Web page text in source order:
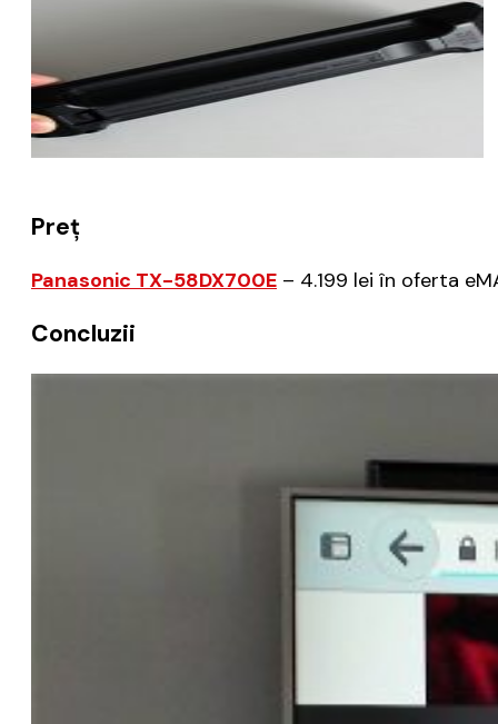
Preț
Panasonic TX-58DX700E – 4.199 lei în oferta
Concluzii